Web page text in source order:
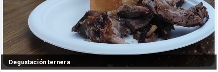
Degustación ternera